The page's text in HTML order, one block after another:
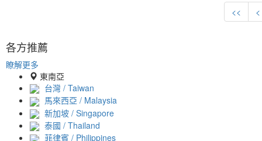
<< <
各方推薦
瞭解更多
東南亞
台灣 / Taiwan
馬來西亞 / Malaysia
新加坡 / Singapore
泰國 / Thailand
菲律賓 / Philippines